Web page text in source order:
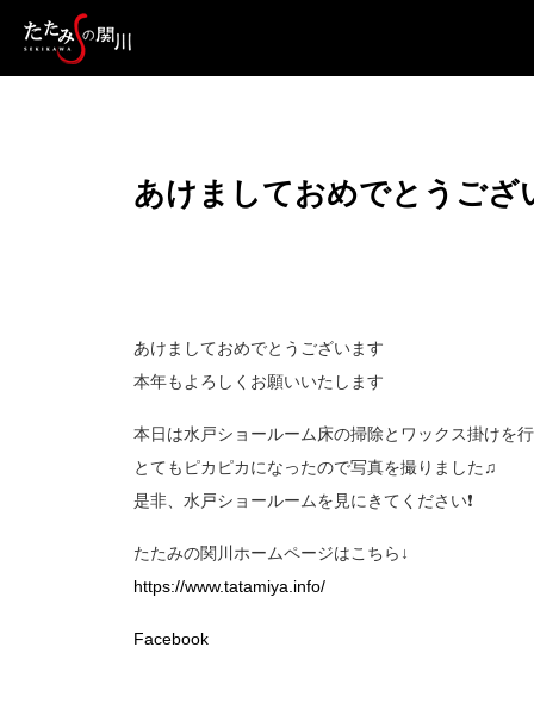
あけましておめでとうござ
あけましておめでとうございます
本年もよろしくお願いいたします
本日は水戸ショールーム床の掃除とワックス掛けを行
とてもピカピカになったので写真を撮りました♫
是非、水戸ショールームを見にきてください❗️
たたみの関川ホームページはこちら↓
https://www.tatamiya.info/
Facebook